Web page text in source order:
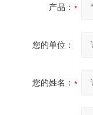
产品：
您的单位：
您的姓名：